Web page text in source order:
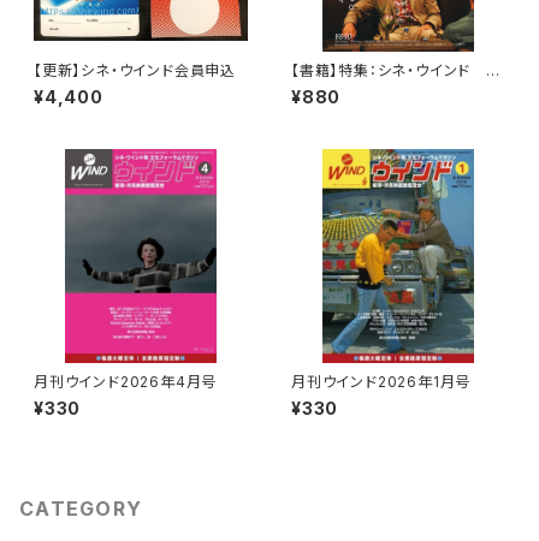
【更新】シネ・ウインド会員申込
¥4,400
【書籍】特集：シネ・ウインド LI
FE-mag.vol.007
¥880
月刊ウインド2026年4月号
¥330
月刊ウインド2026年1月号
¥330
CATEGORY